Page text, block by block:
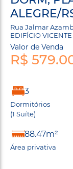
ALEGRE/
Rua Jalmar
EDIFÍCIO
Valor de Venda
R$
3
Dormitórios
(1 Suíte)
88.47m²
Área privativa